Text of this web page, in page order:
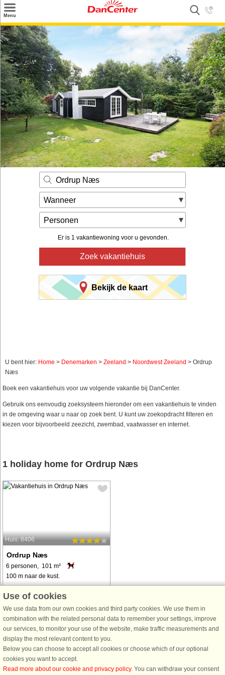
Menu
Zoeken
Inspiratie
Informatie over
Service
Kontakt
Ordrup Næs
Wanneer
Personen
Er is 1 vakantiewoning voor u gevonden.
Zoek vakantiehuis
Bekijk de kaart
U bent hier: Home > Denemarken > Zeeland > Noordwest Zeeland > Ordrup
Næs
Boek een vakantiehuis voor uw volgende vakantie bij DanCenter.
Gebruik ons eenvoudig zoeksysteem hieronder om een vakantiehuis te vinden
in de omgeving waar u naar op zoek bent. U kunt uw zoekopdracht filteren en
kiezen voor bijvoorbeeld zeezicht, zwembad, vaatwasser en internet.
1 holiday home for Ordrup Næs
Huis: 8406
Ordrup Næs
6 personen, 101 m²
100 m naar de kust.
Bei Ordrup Næs liegt völlig ungestört
Rasengrundstück dieses
reetgedeckte Ferienhaus. Innen
erwarten Sie u.a. ein gemütliches
Wohnzimmer mit Sitzecke und
schönem Kaminofen, ...
van € 783
Use of cookies
We use data from our own cookies and third party cookies. We use them in
combination with the related personal data to remember your settings, improve
our services, to monitor your use of the website, make traffic measurements and
display the most relevant content to you.
Below you can choose to accept all cookies or choose which of our optional
cookies you want to accept.
Read more about our cookie and privacy policy. You can withdraw your consent